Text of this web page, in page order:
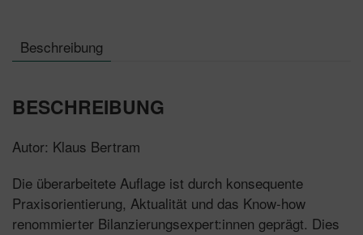
Beschreibung
BESCHREIBUNG
Autor: Klaus Bertram
Die überarbeitete Auflage ist durch konsequente
Praxisorientierung, Aktualität und das Know-how
renommierter Bilanzierungsexpert:innen geprägt. Dies